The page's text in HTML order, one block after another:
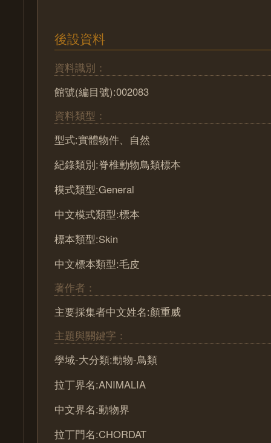
後設資料
資料識別：
館號(編目號):002083
資料類型：
型式:實體物件、自然
紀錄類別:脊椎動物鳥類標本
模式類型:General
中文模式類型:標本
標本類型:Skin
中文標本類型:毛皮
著作者：
主要採集者中文姓名:顏重威
主題與關鍵字：
學域-大分類:動物-鳥類
拉丁界名:ANIMALIA
中文界名:動物界
拉丁門名:CHORDAT